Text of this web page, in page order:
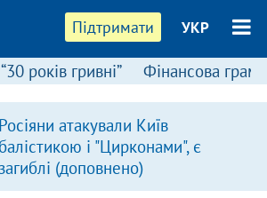
Підтримати УКР
“30 років гривні” Фінансова
Росіяни атакували Київ
балістикою і "Цирконами", є
загиблі (доповнено)